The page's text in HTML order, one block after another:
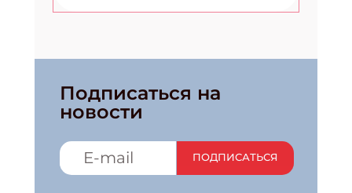
Подписаться на
новости
ПОДПИСАТЬСЯ